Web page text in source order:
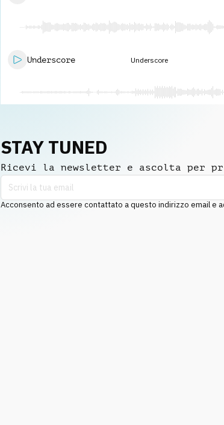
Underscore Underscore
STAY TUNED
Ricevi la newsletter e ascolta per
Acconsento ad essere contattato a questo indirizzo email e